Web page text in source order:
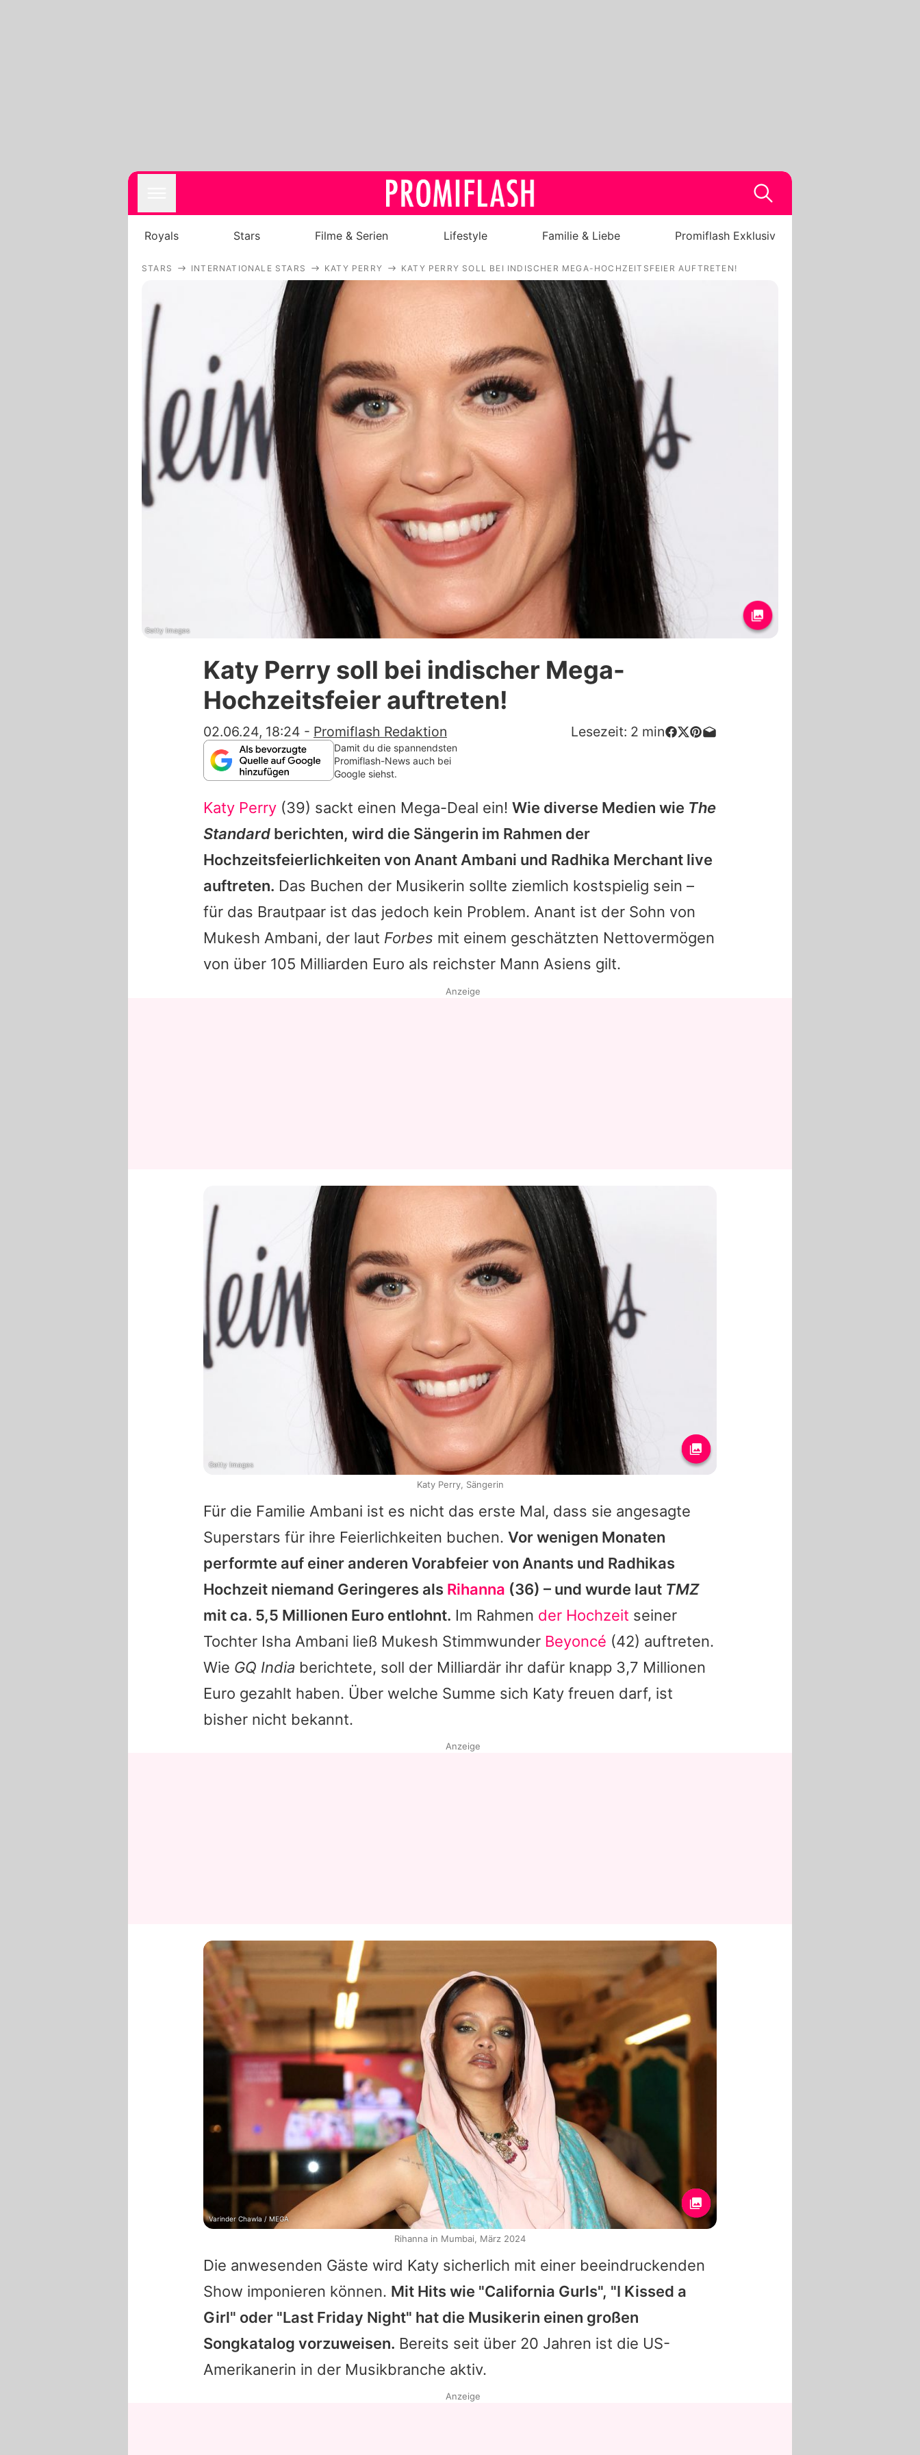
Royals
Filme & Serien
Lifestyle
Familie & Liebe
Promiflash Exklusiv
Alle Themen auf Promiflash
Jobs
App runterladen
Team
Redaktionelle Richtlinien
Impressum
Datenschutzerklärung
Nutzungsbedingungen
Utiq verwalten
Royals Stars Filme & Serien Lifestyle Familie & Liebe Promiflash Exklusiv
STARS INTERNATIONALE STARS KATY PERRY KATY PERRY SOLL BEI INDISCHER MEGA-HOCHZEITSFEIER AUFTRETEN!
Getty Images
Katy Perry soll bei indischer Mega-
Hochzeitsfeier auftreten!
02.06.24, 18:24 - Promiflash Redaktion Lesezeit: 2 min
Damit du die spannendsten
Promiflash-News auch bei
Google siehst.
Katy Perry (39) sackt einen Mega-Deal ein! Wie diverse Medien wie The
Standard berichten, wird die Sängerin im Rahmen der
Hochzeitsfeierlichkeiten von Anant Ambani und Radhika Merchant live
auftreten. Das Buchen der Musikerin sollte ziemlich kostspielig sein –
für das Brautpaar ist das jedoch kein Problem. Anant ist der Sohn von
Mukesh Ambani, der laut Forbes mit einem geschätzten Nettovermögen
von über 105 Milliarden Euro als reichster Mann Asiens gilt.
Für die Familie Ambani ist es nicht das erste Mal, dass sie angesagte
Superstars für ihre Feierlichkeiten buchen. Vor wenigen Monaten
performte auf einer anderen Vorabfeier von Anants und Radhikas
Hochzeit niemand Geringeres als Rihanna (36) – und wurde laut TMZ
mit ca. 5,5 Millionen Euro entlohnt. Im Rahmen der Hochzeit seiner
Tochter Isha Ambani ließ Mukesh Stimmwunder Beyoncé (42) auftreten.
Wie GQ India berichtete, soll der Milliardär ihr dafür knapp 3,7 Millionen
Euro gezahlt haben. Über welche Summe sich Katy freuen darf, ist
bisher nicht bekannt.
Die anwesenden Gäste wird Katy sicherlich mit einer beeindruckenden
Show imponieren können. Mit Hits wie "California Gurls", "I Kissed a
Girl" oder "Last Friday Night" hat die Musikerin einen großen
Songkatalog vorzuweisen. Bereits seit über 20 Jahren ist die US-
Amerikanerin in der Musikbranche aktiv.
Anzeige
Getty Images
Katy Perry, Sängerin
Anzeige
Varinder Chawla / MEGA
Rihanna in Mumbai, März 2024
Anzeige